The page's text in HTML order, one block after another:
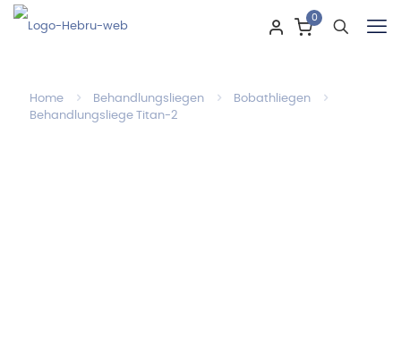
0
Home Behandlungsliegen
Bobathliegen
Behandlungsliege Titan-2